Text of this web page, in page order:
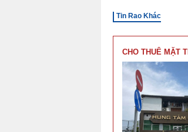
Tin Rao Khác
CHO THUÊ MẶT